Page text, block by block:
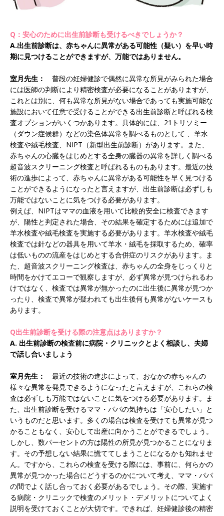
Q：安心のために出生前診断も受けるべきでしょうか？
A.出生前診断は、赤ちゃんに異常がある可能性（疑い）を早い時
期に見つけることができますが、万能ではありません。
室月先生：
普段の妊婦健診で偶然に異常な所見がみられた場合
には医師の判断により精密検査が必要になることがありますが、
これとは別に、何も異常な所見がない場合であっても実施可能な
施設において任意で受けることができる出生前診断と呼ばれる検
査オプションがいくつかあります。具体的には、21トリソミー
（ダウン症候群）などの染色体異常を調べるものとして 、羊水
検査や絨毛検査、NIPT（新型出生前診断）があります。また、
赤ちゃんの心臓をはじめとする全身の臓器の異常を詳しく調べる
超音波スクリーニング検査と呼ばれるものもあります。最近の技
術の進歩によって、赤ちゃんに異常がある可能性を早く見つける
ことができるようになったと言えますが、出生前診断は必ずしも
万能ではないことに気をつける必要があります。
例えば、NIPTはママの血液を用いて比較的安全に検査できます
が、陽性と判定された場合、その結果を確定するためには追加で
羊水検査や絨毛検査を実施する必要があります。羊水検査や絨毛
検査では針などの器具を用いて羊水・絨毛を採取するため、確率
は低いものの流産をはじめとする合併症のリスクがあります。ま
た、超音波スクリーニング検査は、赤ちゃんの全身をじっくりと
時間をかけてエコーで観察しますが、必ず異常が見つけられるわ
けではなく、検査では異常が無かったのに出生後に異常が見つか
ったり、検査で異常が疑われても出生後何も異常がないケースも
あります。
Q出生前診断を受ける際の注意点はありますか？
A. 出生前診断の検査前に病院・クリニックとよく相談し、夫婦
で話し合いましょう
室月先生：
最近の技術の進歩によって、おなかの赤ちゃんの
様々な異常を発見できるようになったと言えますが、これらの検
査は必ずしも万能ではないことに気をつける必要があります。ま
た、出生前診断を受けるママ・パパの気持ちは「安心したい」と
いうものだと思います。多くの場合は検査を受けても異常が見つ
かることもなく、安心して出産に向かうことができるでしょう。
しかし、数パーセントの方は陽性の所見が見つかることになりま
す。その予想しない結果に慌ててしまうことになるかも知れませ
ん。ですから、これらの検査を受ける際には、事前に、何らかの
異常が見つかった場合にどうするのかについて考え、ママ・パパ
の間でよく話し合っておく必要があるでしょう。その際、実施す
る病院・クリニックで検査のメリット・デメリットについてよく
説明を受けておくことが大切です。できれば、妊婦健診後の精密